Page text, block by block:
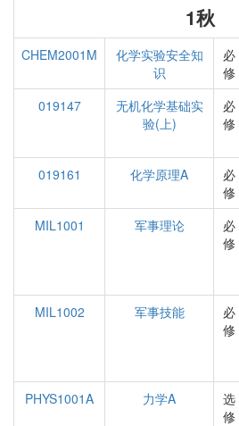
1秋
CHEM2001M
化学实验安全知
识
必
修
019147
无机化学基础实
验(上)
必
修
019161 化学原理A
必
修
MIL1001
军事理论
必
修
MIL1002
军事技能
必
修
PHYS1001A
力学A
选
修